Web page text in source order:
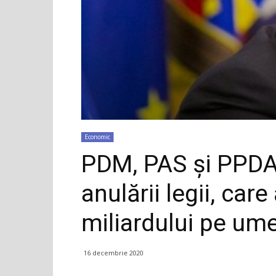
Economic
PDM, PAS și
anulării legii, care
miliardului pe
16 decembrie 2020